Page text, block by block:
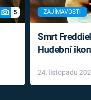
5 ZAJÍMAVOSTI
Smrt
Hudební
léky
24. listopadu